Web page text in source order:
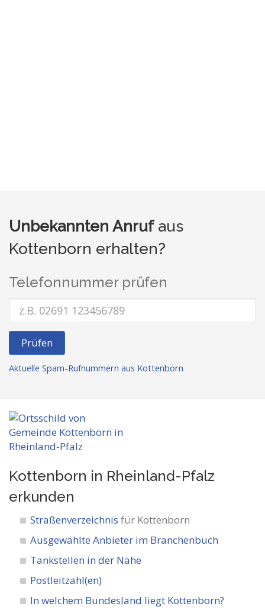
Unbekannten Anrufaus
Kottenborn erhalten?
Telefonnummer prüfen
Prüfen
Aktuelle Spam-Rufnummern aus Kottenborn
Kottenborn in Rheinland-Pfalz
erkunden
Straßenverzeichnis für Kottenborn
Ausgewählte Anbieter im Branchenbuch
Tankstellen in der Nähe
Postleitzahl(en)
In welchem Bundesland liegt Kottenborn?